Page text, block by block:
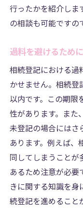
行ったかを紹介しま
の相談も可能ですの
過料を避けるため
相続登記における過
かせません。相続登
以内です。この期限
性があります。また
未登記の場合にはさ
あります。例えば、
同してしまうことが
あるため注意が必要
きに関する知識を身
続登記を進めること